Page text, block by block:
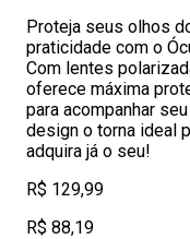
Proteja seus olhos
praticidade com o
Com lentes
oferece máxima
para acompanhar
design o torna ideal
adquira já o seu!
R$ 129,99
R$ 88,19